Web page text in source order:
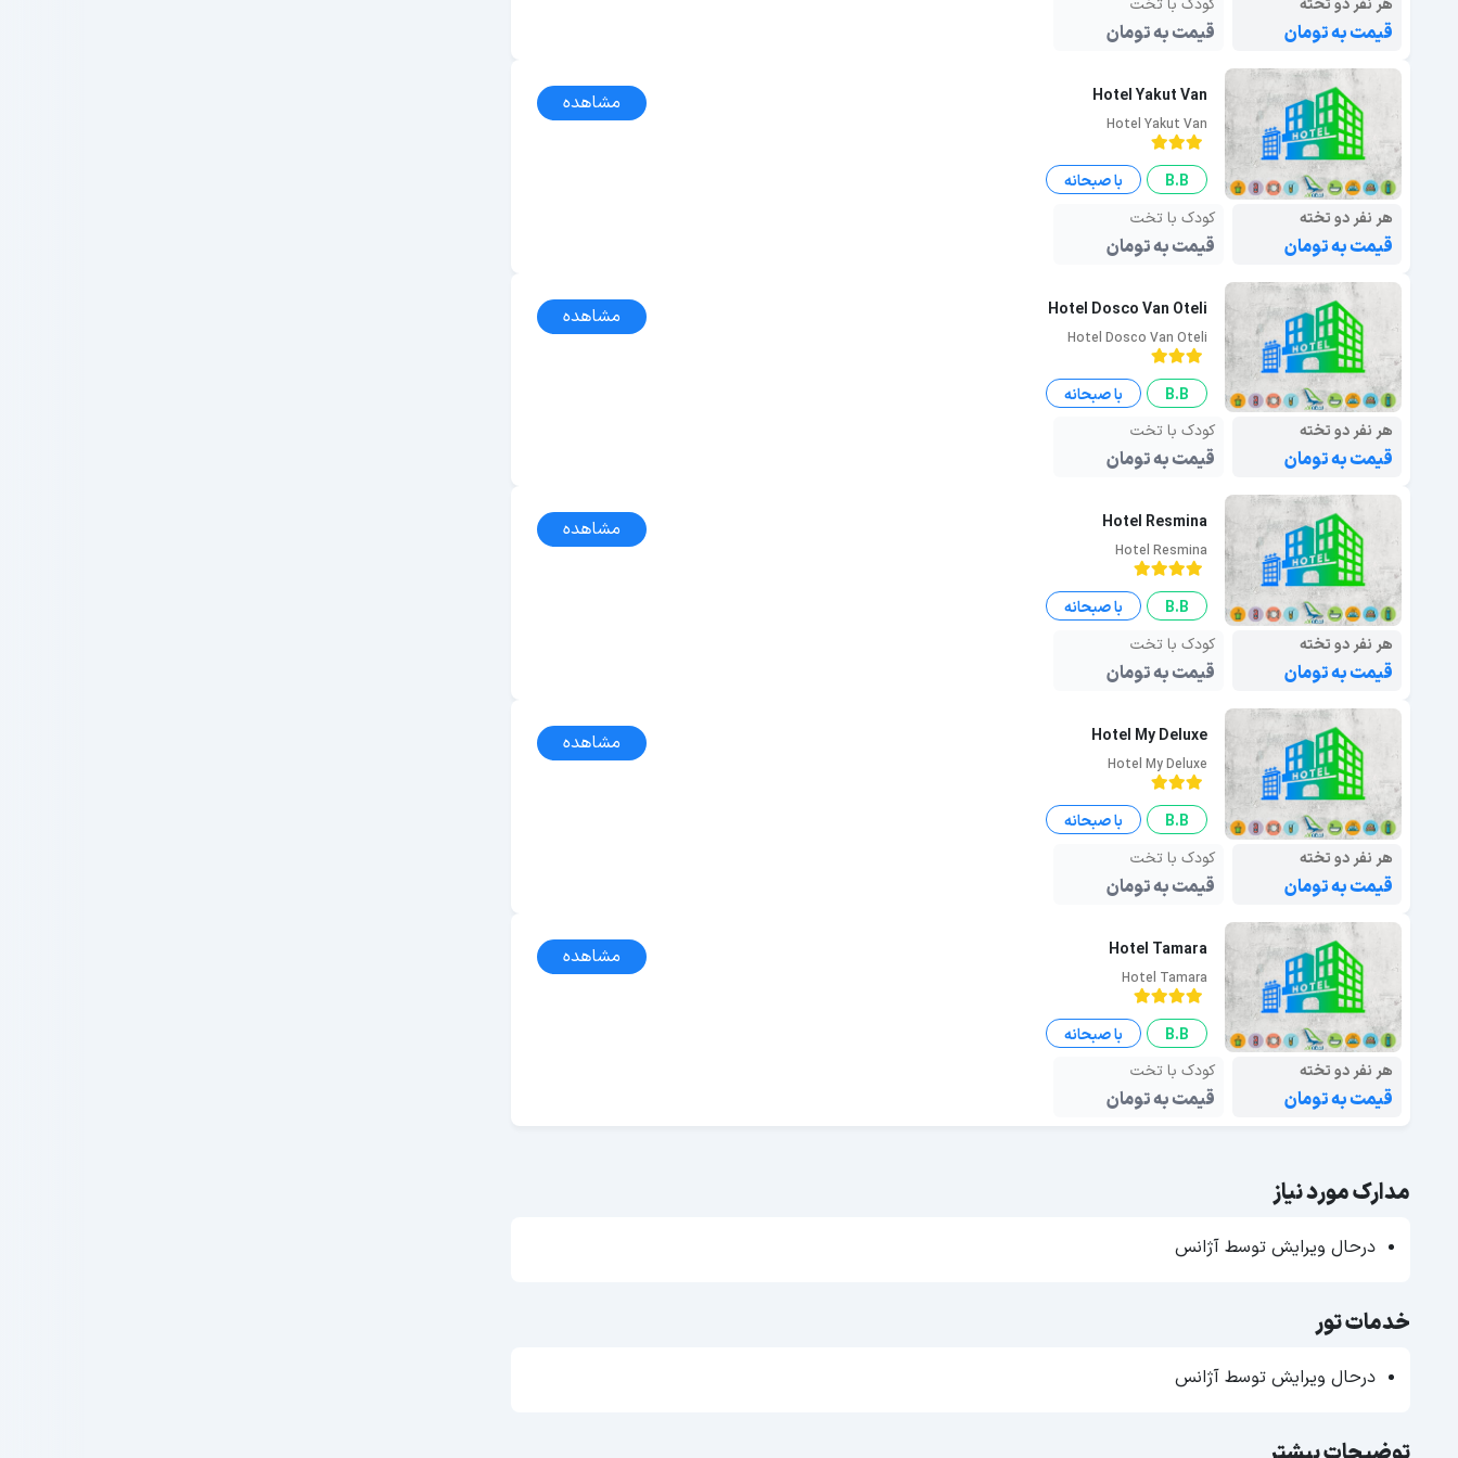
هر نفر دو تخته
قیمت به تومان
کودک با تخت
قیمت به تومان
Hotel Yakut Van
Hotel Yakut Van
مشاهده
B.B
با صبحانه
هر نفر دو تخته
قیمت به تومان
کودک با تخت
قیمت به تومان
Hotel Dosco Van Oteli
Hotel Dosco Van Oteli
مشاهده
B.B
با صبحانه
هر نفر دو تخته
قیمت به تومان
کودک با تخت
قیمت به تومان
Hotel Resmina
Hotel Resmina
مشاهده
B.B
با صبحانه
هر نفر دو تخته
قیمت به تومان
کودک با تخت
قیمت به تومان
Hotel My Deluxe
Hotel My Deluxe
مشاهده
B.B
با صبحانه
هر نفر دو تخته
قیمت به تومان
کودک با تخت
قیمت به تومان
Hotel Tamara
Hotel Tamara
مشاهده
B.B
با صبحانه
هر نفر دو تخته
قیمت به تومان
کودک با تخت
قیمت به تومان
مدارک مورد نیاز
درحال ویرایش توسط آژانس
خدمات تور
درحال ویرایش توسط آژانس